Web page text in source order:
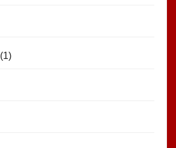
(1)